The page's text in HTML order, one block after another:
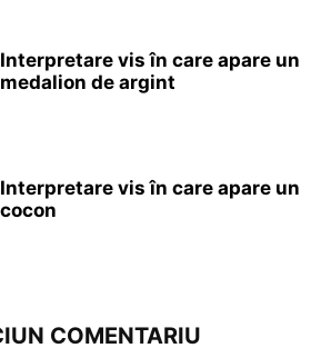
Interpretare vis în care apare un
medalion de argint
Interpretare vis în care apare un
cocon
COMENTARIU